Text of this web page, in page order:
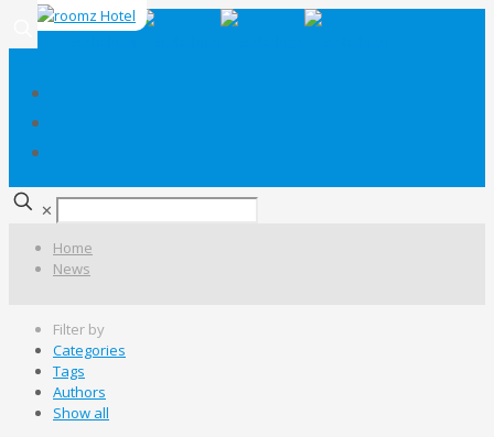
✕
Home
News
Filter by
Categories
Tags
Authors
Show all